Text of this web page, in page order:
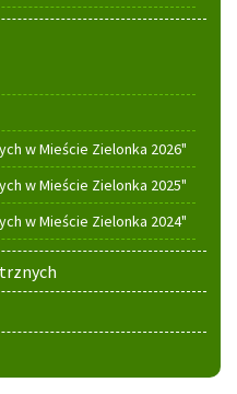
w Mieście Zielonka 2026"
w Mieście Zielonka 2025"
w Mieście Zielonka 2024"